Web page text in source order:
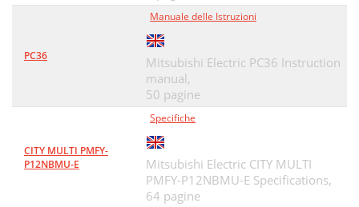
PC36
Manuale delle Istruzioni
Mitsubishi Electric PC36 Instruction
manual,
50 pagine
CITY MULTI PMFY-
P12NBMU-E
Specifiche
Mitsubishi Electric CITY MULTI
PMFY-P12NBMU-E Specifications,
64 pagine